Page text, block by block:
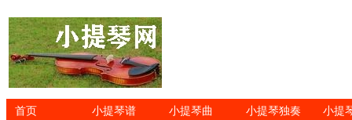
首页 小提琴谱 小提琴曲 小提琴独奏 小提